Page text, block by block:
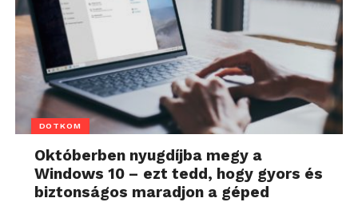
DOTKOM
Októberben nyugdíjba megy a
Windows 10 – ezt tedd, hogy gyors és
biztonságos maradjon a géped